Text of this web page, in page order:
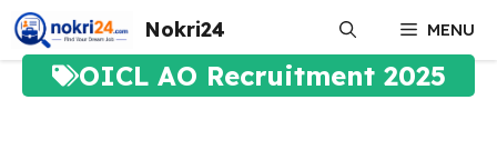
Skip
to
content
Nokri24 MENU
OICL AO Recruitment 2025